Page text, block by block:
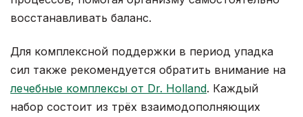
восстанавливать баланс.
Для комплексной поддержки в период упадка
сил также рекомендуется обратить внимание на
лечебные комплексы от Dr. Holland. Каждый
набор состоит из трёх взаимодополняющих